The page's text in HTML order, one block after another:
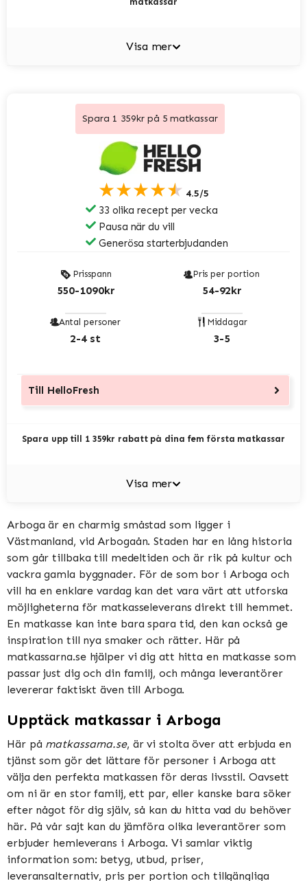
Visa mer
Spara 1 359kr på 5 matkassar
★★★★★ 4.5/5
33 olika recept per vecka
Pausa när du vill
Generösa starterbjudanden
Prisspann
550-1090kr
Pris per portion
54-92kr
Antal personer
2-4 st
Middagar
3-5
Till HelloFresh
Spara upp till 1 359kr rabatt på dina fem första matkassar
Visa mer
Arboga är en charmig småstad som ligger i
Västmanland, vid Arbogaån. Staden har en lång historia
som går tillbaka till medeltiden och är rik på kultur och
vackra gamla byggnader. För de som bor i Arboga och
vill ha en enklare vardag kan det vara värt att utforska
möjligheterna för matkasseleverans direkt till hemmet.
En matkasse kan inte bara spara tid, den kan också ge
inspiration till nya smaker och rätter. Här på
matkassarna.se hjälper vi dig att hitta en matkasse som
passar just dig och din familj, och många leverantörer
levererar faktiskt även till Arboga.
Upptäck matkassar i Arboga
Här på matkassarna.se, är vi stolta över att erbjuda en
tjänst som gör det lättare för personer i Arboga att
välja den perfekta matkassen för deras livsstil. Oavsett
om ni är en stor familj, ett par, eller kanske bara söker
efter något för dig själv, så kan du hitta vad du behöver
här. På vår sajt kan du jämföra olika leverantörer som
erbjuder hemleverans i Arboga. Vi samlar viktig
information som: betyg, utbud, priser,
leveransalternativ, pris per portion och tillgängliga